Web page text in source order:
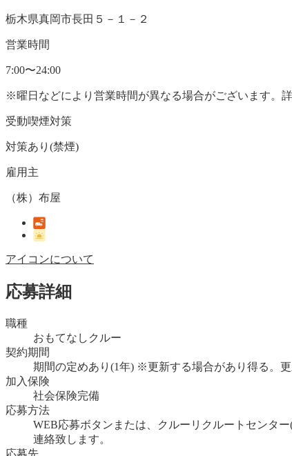
栃木県真岡市長田５－１－２
営業時間
7:00〜24:00
※曜日などにより営業時間が異なる場合がございます。
受動喫煙対策
対策あり(禁煙)
雇用主
（株）布屋
アイコンについて
応募詳細
職種
おもてなしクルー
契約期間
期間の定めあり(1年) ※更新する場合があり得る。
加入保険
社会保険完備
応募方法
WEB応募ボタンまたは、クルーリクルートセンタ
連絡致します。
応募先